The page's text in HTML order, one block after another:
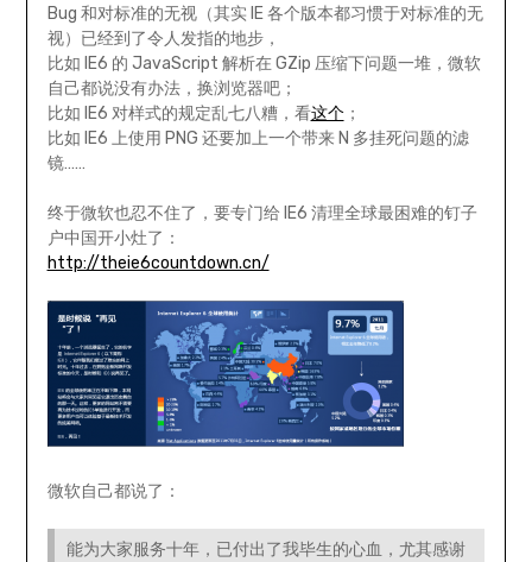
Bug 和对标准的无视（其实 IE 各个版本都习惯于对标准的无
视）已经到了令人发指的地步，
比如 IE6 的 JavaScript 解析在 GZip 压缩下问题一堆，微软
自己都说没有办法，换浏览器吧；
比如 IE6 对样式的规定乱七八糟，看这个；
比如 IE6 上使用 PNG 还要加上一个带来 N 多挂死问题的滤
镜……
终于微软也忍不住了，要专门给 IE6 清理全球最困难的钉子
户中国开小灶了：
http://theie6countdown.cn/
微软自己都说了：
能为大家服务十年，已付出了我毕生的心血，尤其感谢